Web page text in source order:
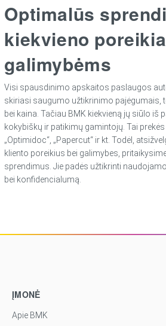
Optimalūs
kiekvieno
galimybėms
Visi spausdinimo apskaitos paslaugos
skiriasi saugumo užtikrinimo pajėgumais,
bei kaina. Tačiau BMK kiekvieną jų siūlo iš
kokybiškų ir patikimų gamintojų. Tai prekės
„Optimidoc“, „Papercut“ ir kt. Todėl,
kliento poreikius bei galimybes,
sprendimus. Jie padės užtikrinti
bei konfidencialumą.
ĮMONĖ
Apie BMK